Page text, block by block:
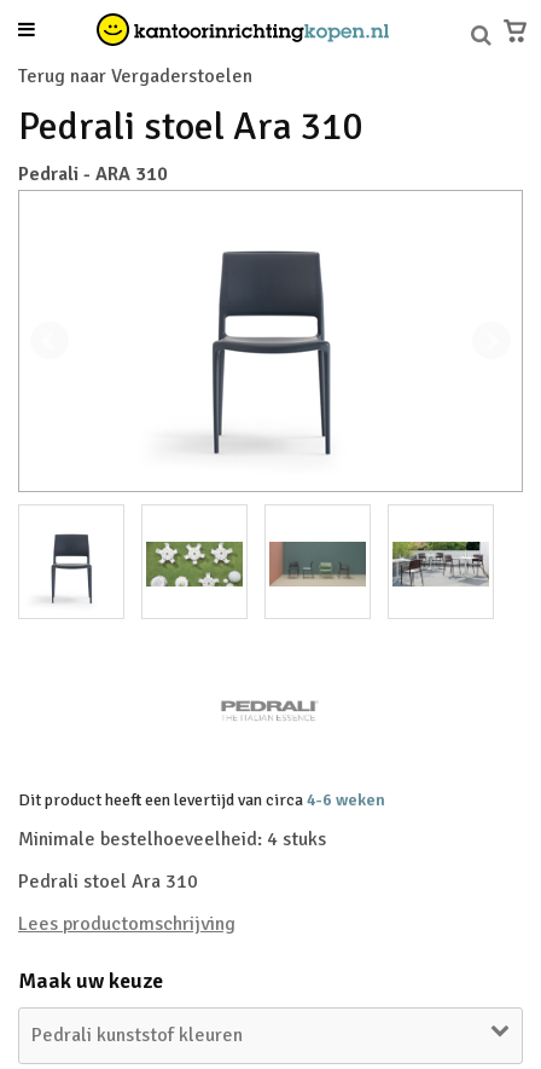
Terug naar Vergaderstoelen
Pedrali stoel Ara 310
Pedrali - ARA 310
Dit product heeft een levertijd van circa4-6 weken
Minimale bestelhoeveelheid: 4 stuks
Pedrali stoel Ara 310
Lees productomschrijving
Maak uw keuze
Pedrali kunststof kleuren